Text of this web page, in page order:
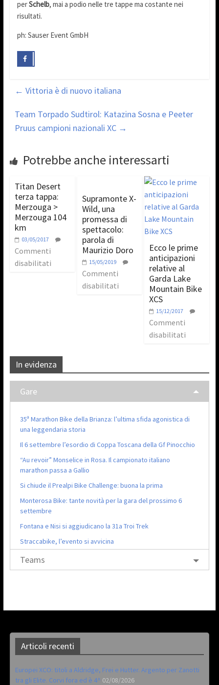
perSchelb, mai a podio nelle tre tappe ma costante nei
risultati.
ph: Sauser Event GmbH
← Vittoria è di nuovo italiana
Team Torpado Sudtirol: Katazina Sosna e Peeter
Pruus campioni nazionali XC →
Potrebbe anche interessarti
Titan Desert
terza tappa:
Merzouga >
Merzouga 104
km
03/05/2017
Commenti
disabilitati
Supramonte X-
Wild, una
promessa di
spettacolo:
parola di
Maurizio Doro
15/05/2019
Commenti
disabilitati
Ecco le prime
anticipazioni
relative al
Garda Lake
Mountain Bike
XCS
15/12/2017
Commenti
disabilitati
In evidenza
Gare
35ª Marathon Bike della Brianza: l’ultima sfida agonistica di
una leggendaria storia
Il 6 settembre l’esordio di Coppa Toscana della Gf Pinocchio
“Au revoir” Monselice in Rosa. Il campionato italiano
marathon passa a Gallio
Si chiude il Prealpi Bike Challenge: buona la prima
Monterosa Bike: tante novità per la gara del prossimo 6
settembre
Fontana e Nisi si aggiudicano la 31a Troi Trek
Straccabike, l’evento si avvicina
Teams
Articoli recenti
Europei XCO: titoli a Aldridge, Frei e Hutter. Argento per Zanotti
tra gli Elite. Corvi fora ed è 4^ 02/08/2026